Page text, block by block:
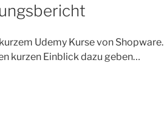
Udemy Kurse von Shopware.
kurzen Einblick dazu geben…